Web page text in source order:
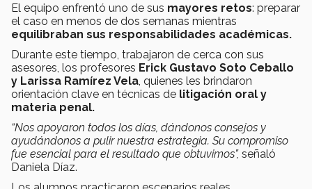
El equipo enfrentó uno de sus mayores retos: preparar
el caso en menos de dos semanas mientras
equilibraban sus responsabilidades académicas.
Durante este tiempo, trabajaron de cerca con sus
asesores, los profesores Erick Gustavo Soto Ceballo
y Larissa Ramírez Vela, quienes les brindaron
orientación clave en técnicas de litigación oral y
materia penal.
“Nos apoyaron todos los días, dándonos consejos y
ayudándonos a pulir nuestra estrategia. Su compromiso
fue esencial para el resultado que obtuvimos”, señaló
Daniela Díaz.